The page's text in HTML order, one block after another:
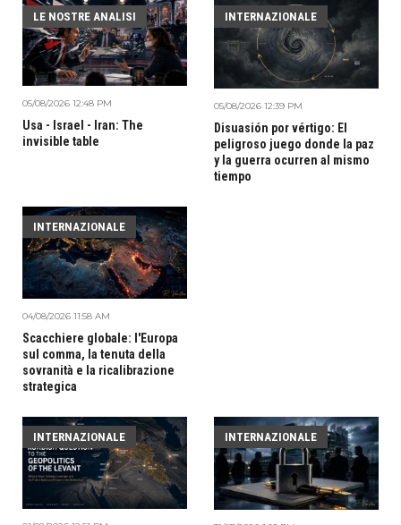
LE NOSTRE ANALISI
05/08/2026 12:48 PM
Usa - Israel - Iran: The
invisible table
INTERNAZIONALE
05/08/2026 12:39 PM
Disuasión por vértigo: El
peligroso juego donde la paz
y la guerra ocurren al mismo
tiempo
INTERNAZIONALE
04/08/2026 11:58 AM
Scacchiere globale: l'Europa
sul comma, la tenuta della
sovranità e la ricalibrazione
strategica
INTERNAZIONALE INTERNAZIONALE